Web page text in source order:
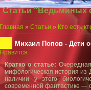
Статьи "Ведьминых
Главная » Статьи » Кто есть
Михаил Попов - Дети
Нравится
Кратко о статье:
мифологическая история
наличии у этого
современной фантастике —